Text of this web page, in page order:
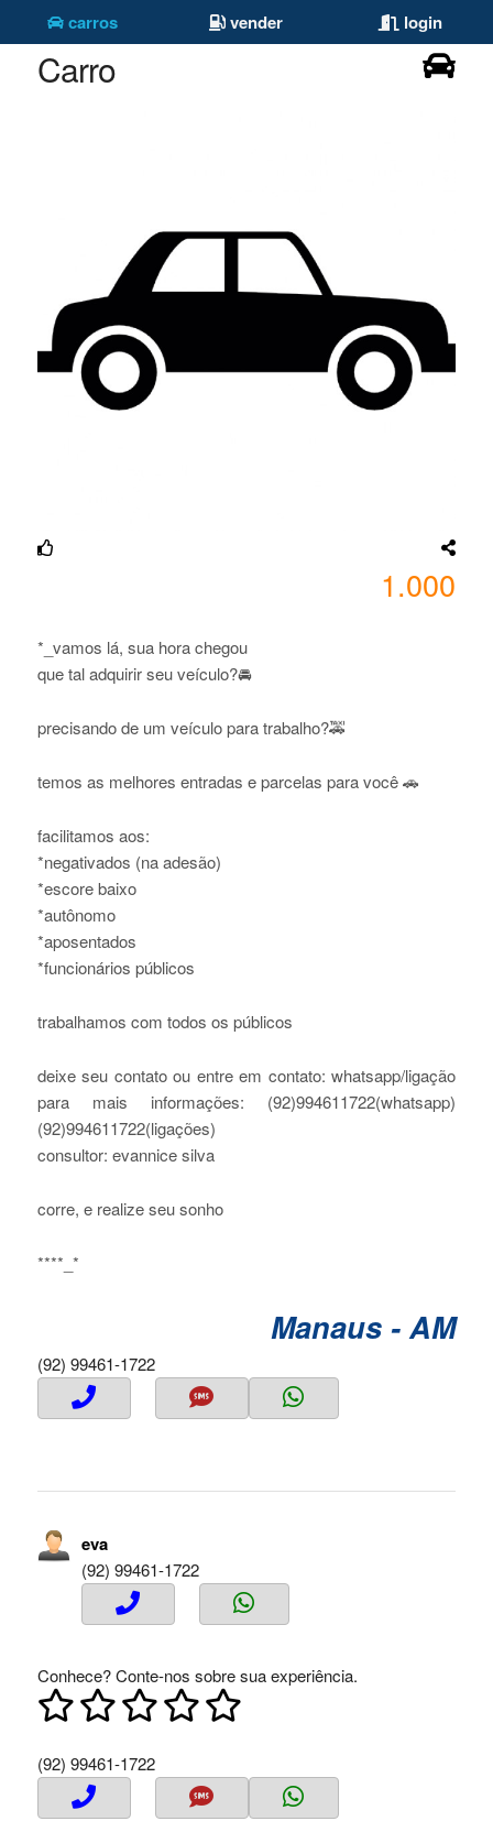
carros vender login
Carro
1.000
*_vamos lá, sua hora chegou
que tal adquirir seu veículo?🚘
precisando de um veículo para trabalho?🚕
temos as melhores entradas e parcelas para você 🚗
facilitamos aos:
*negativados (na adesão)
*escore baixo
*autônomo
*aposentados
*funcionários públicos
trabalhamos com todos os públicos
deixe seu contato ou entre em contato: whatsapp/ligação
para mais informações: (92)994611722(whatsapp)
(92)994611722(ligações)
consultor: evannice silva
corre, e realize seu sonho
****_*
Manaus - AM
(92) 99461-1722
eva
(92) 99461-1722
Conhece? Conte-nos sobre sua experiência.
(92) 99461-1722